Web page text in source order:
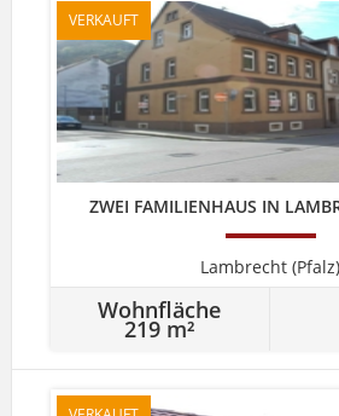
VERKAUFT
ZWEI FAMILIENHAUS IN
Lambrecht (Pfalz)
Wohnfläche
219 m²